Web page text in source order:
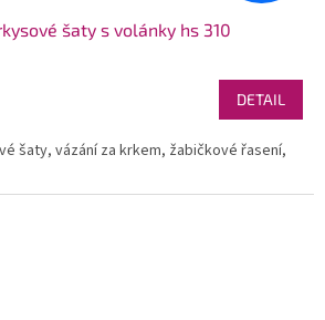
šaty s volánky hs 310
DETAIL
šaty, vázání za krkem, žabičkové řasení,